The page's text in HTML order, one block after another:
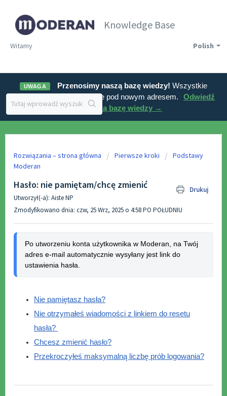
Knowledge Base
Polish
Witamy
UWAGA Przenosimy naszą bazę wiedzy! Wszystkie
artykuły znajdziesz wkrótce pod nowym adresem.
Odwiedź
naszą nową bazę wiedzy →
Rozwiązania – strona główna Pierwsze kroki
Podstawy
Moderan
Hasło: nie pamiętam/chcę zmienić
Drukuj
Utworzył(-a): Aiste NP
Zmodyfikowano dnia: czw, 25 Wrz, 2025 o 4:58 PO POŁUDNIU
Po utworzeniu konta użytkownika w Moderan, na Twój
adres e-mail automatycznie wysyłany jest link do
ustawienia hasła.
Nie pamiętasz hasła?
Nie otrzymałeś wiadomości z linkiem do resetu
hasła?
Chcesz zmienić hasło?
Przekroczyłeś maksymalną liczbę prób logowania?